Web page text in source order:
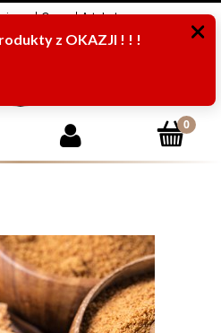
O nas Artykuły
pt od 8:00 -15:00)